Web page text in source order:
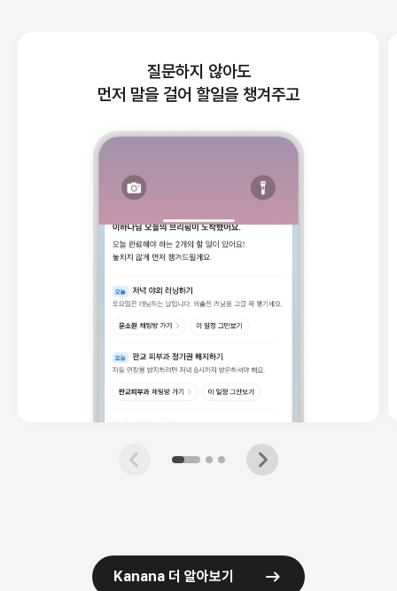
단톡방 속 사진을 영상으로 만들 수 있어요
질문하지 않아도
먼저 말을 걸어 할일을 챙겨주고
Kanana 더 알아보기